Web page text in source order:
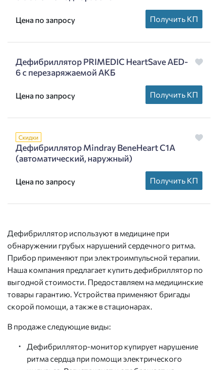
Цена по запросу Получить КП
Дефибриллятор PRIMEDIC HeartSave AED-
6 c перезаряжаемой АКБ
Цена по запросу Получить КП
Скидки
Дефибриллятор Mindray BeneHeart C1A
(автоматический, наружный)
Цена по запросу Получить КП
Дефибриллятор используют в медицине при
обнаружении грубых нарушений сердечного ритма.
Прибор применяют при электроимпульсной терапии.
Наша компания предлагает купить дефибриллятор по
выгодной стоимости. Предоставляем на медицинские
товары гарантию. Устройства применяют бригады
скорой помощи, а также в стационарах.
В продаже следующие виды:
Дефибриллятор-монитор купирует нарушение
ритма сердца при помощи электрического